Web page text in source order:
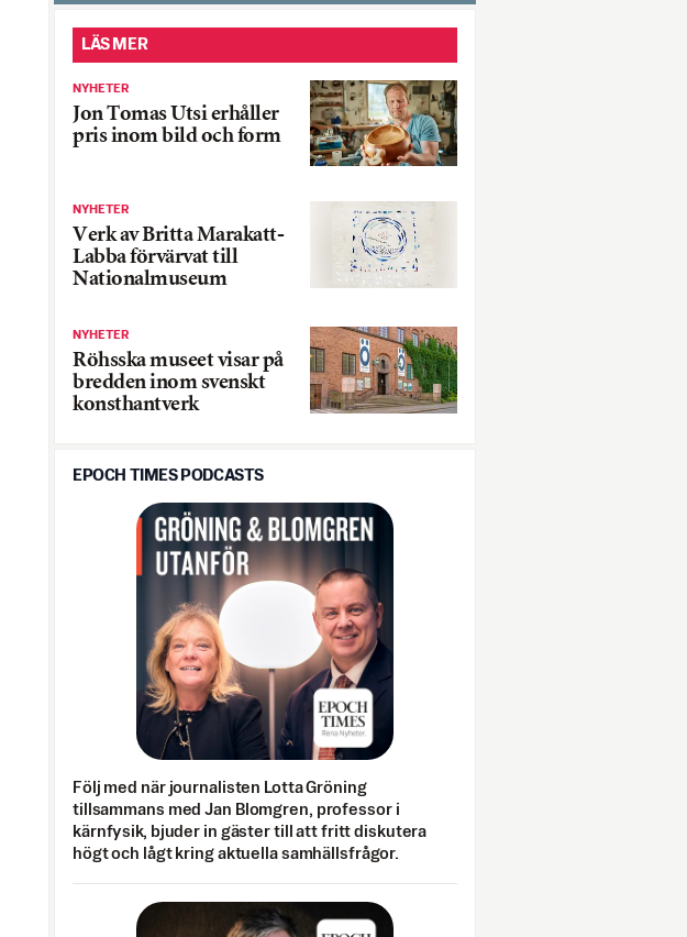
LÄS MER
NYHETER
Jon Tomas Utsi erhåller
pris inom bild och form
NYHETER
Verk av Britta Marakatt-
Labba förvärvat till
Nationalmuseum
NYHETER
Röhsska museet visar på
bredden inom svenskt
konsthantverk
EPOCH TIMES PODCASTS
Följ med när journalisten Lotta Gröning
tillsammans med Jan Blomgren, professor i
kärnfysik, bjuder in gäster till att fritt diskutera
högt och lågt kring aktuella samhällsfrågor.